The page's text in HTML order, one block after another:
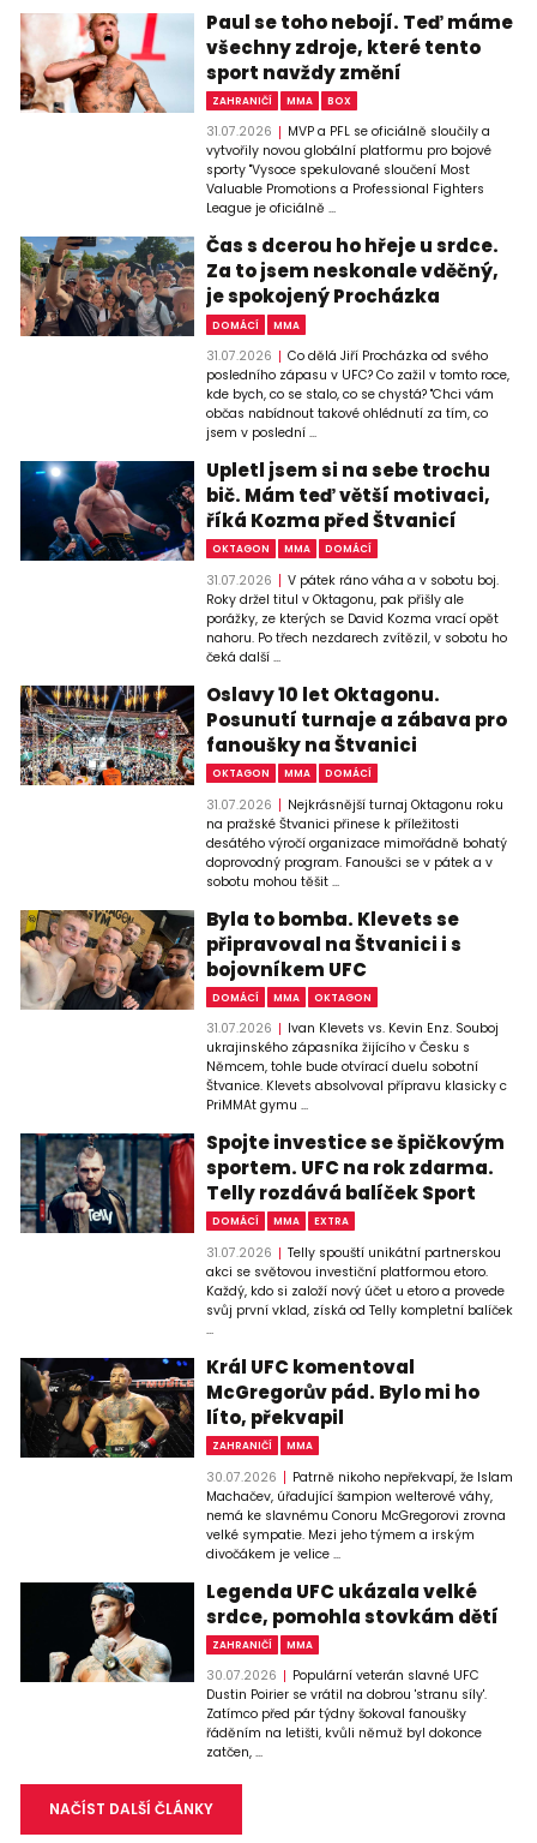
Paul se toho nebojí. Teď máme
všechny zdroje, které tento
sport navždy změní
ZAHRANIČÍ MMA BOX
31.07.2026
MVP a PFL se oficiálně sloučily a
vytvořily novou globální platformu pro bojové
sporty "Vysoce spekulované sloučení Most
Valuable Promotions a Professional Fighters
League je oficiálně ...
Čas s dcerou ho hřeje u srdce.
Za to jsem neskonale vděčný,
je spokojený Procházka
DOMÁCÍ MMA
31.07.2026
Co dělá Jiří Procházka od svého
posledního zápasu v UFC? Co zažil v tomto roce,
kde bych, co se stalo, co se chystá? "Chci vám
občas nabídnout takové ohlédnutí za tím, co
jsem v poslední ...
Upletl jsem si na sebe trochu
bič. Mám teď větší motivaci,
říká Kozma před Štvanicí
OKTAGON MMA DOMÁCÍ
31.07.2026
V pátek ráno váha a v sobotu boj.
Roky držel titul v Oktagonu, pak přišly ale
porážky, ze kterých se David Kozma vrací opět
nahoru. Po třech nezdarech zvítězil, v sobotu ho
čeká další ...
Oslavy 10 let Oktagonu.
Posunutí turnaje a zábava pro
fanoušky na Štvanici
OKTAGON MMA DOMÁCÍ
31.07.2026
Nejkrásnější turnaj Oktagonu roku
na pražské Štvanici přinese k příležitosti
desátého výročí organizace mimořádně bohatý
doprovodný program. Fanoušci se v pátek a v
sobotu mohou těšit ...
Byla to bomba. Klevets se
připravoval na Štvanici i s
bojovníkem UFC
DOMÁCÍ MMA OKTAGON
31.07.2026
Ivan Klevets vs. Kevin Enz. Souboj
ukrajinského zápasníka žijícího v Česku s
Němcem, tohle bude otvírací duelu sobotní
Štvanice. Klevets absolvoval přípravu klasicky c
PriMMAt gymu ...
Spojte investice se špičkovým
sportem. UFC na rok zdarma.
Telly rozdává balíček Sport
DOMÁCÍ MMA EXTRA
31.07.2026
Telly spouští unikátní partnerskou
akci se světovou investiční platformou etoro.
Každý, kdo si založí nový účet u etoro a provede
svůj první vklad, získá od Telly kompletní balíček
...
Král UFC komentoval
McGregorův pád. Bylo mi ho
líto, překvapil
ZAHRANIČÍ MMA
30.07.2026
Patrně nikoho nepřekvapí, že Islam
Machačev, úřadující šampion welterové váhy,
nemá ke slavnému Conoru McGregorovi zrovna
velké sympatie. Mezi jeho týmem a irským
divočákem je velice ...
Legenda UFC ukázala velké
srdce, pomohla stovkám dětí
ZAHRANIČÍ MMA
30.07.2026
Populární veterán slavné UFC
Dustin Poirier se vrátil na dobrou 'stranu síly'.
Zatímco před pár týdny šokoval fanoušky
řáděním na letišti, kvůli němuž byl dokonce
zatčen, ...
NAČÍST DALŠÍ ČLÁNKY